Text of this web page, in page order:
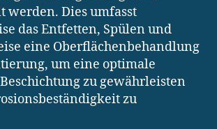
werden. Dies umfasst
das Entfetten, Spülen und
eine Oberflächenbehandlung
um eine optimale
zu gewährleisten
zu